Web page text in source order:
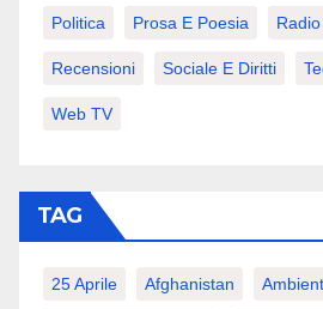
Politica Prosa E Poesia
Recensioni Sociale E Diritti
Web TV
TAG
25 Aprile Afghanistan